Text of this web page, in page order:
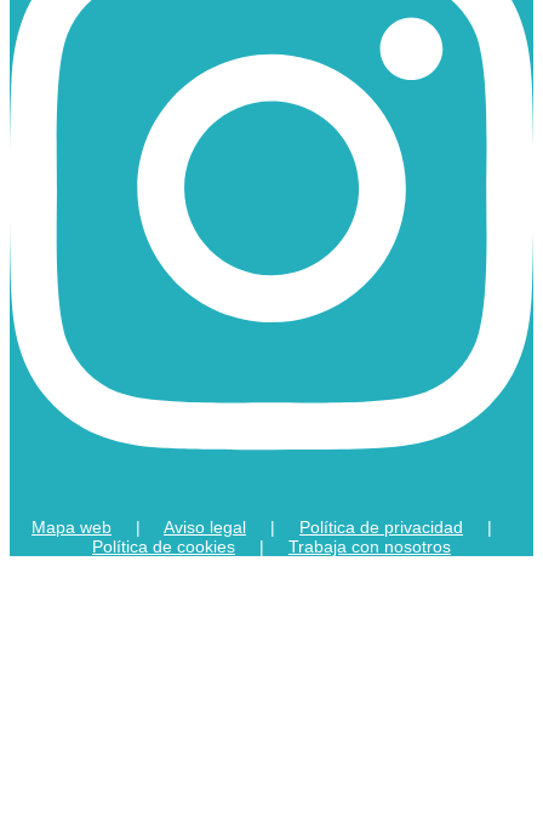
Mapa web | Aviso legal | Política de privacidad |
Política de cookies | Trabaja con nosotros